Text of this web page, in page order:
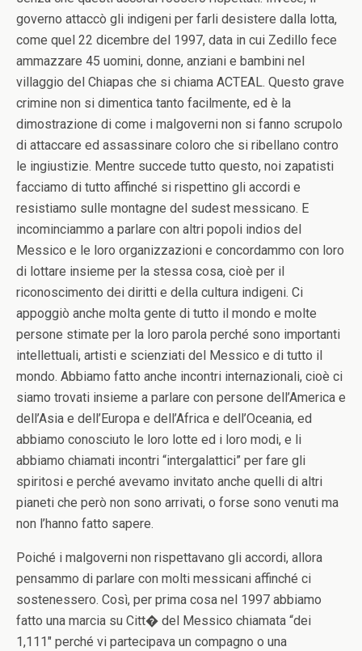
governo attaccò gli indigeni per farli desistere dalla lotta,
come quel 22 dicembre del 1997, data in cui Zedillo fece
ammazzare 45 uomini, donne, anziani e bambini nel
villaggio del Chiapas che si chiama ACTEAL. Questo grave
crimine non si dimentica tanto facilmente, ed è la
dimostrazione di come i malgoverni non si fanno scrupolo
di attaccare ed assassinare coloro che si ribellano contro
le ingiustizie. Mentre succede tutto questo, noi zapatisti
facciamo di tutto affinché si rispettino gli accordi e
resistiamo sulle montagne del sudest messicano. E
incominciammo a parlare con altri popoli indios del
Messico e le loro organizzazioni e concordammo con loro
di lottare insieme per la stessa cosa, cioè per il
riconoscimento dei diritti e della cultura indigeni. Ci
appoggiò anche molta gente di tutto il mondo e molte
persone stimate per la loro parola perché sono importanti
intellettuali, artisti e scienziati del Messico e di tutto il
mondo. Abbiamo fatto anche incontri internazionali, cioè ci
siamo trovati insieme a parlare con persone dell’America e
dell’Asia e dell’Europa e dell’Africa e dell’Oceania, ed
abbiamo conosciuto le loro lotte ed i loro modi, e li
abbiamo chiamati incontri “intergalattici” per fare gli
spiritosi e perché avevamo invitato anche quelli di altri
pianeti che però non sono arrivati, o forse sono venuti ma
non l’hanno fatto sapere.
Poiché i malgoverni non rispettavano gli accordi, allora
pensammo di parlare con molti messicani affinché ci
sostenessero. Così, per prima cosa nel 1997 abbiamo
fatto una marcia su Citt� del Messico chiamata “dei
1,111″ perché vi partecipava un compagno o una